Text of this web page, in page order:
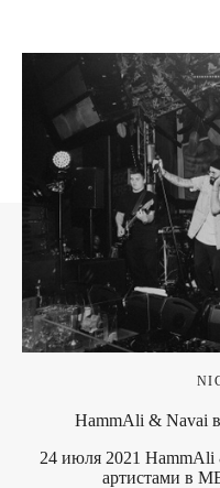
HammAli & Navai
24 июля 2021
артистами в